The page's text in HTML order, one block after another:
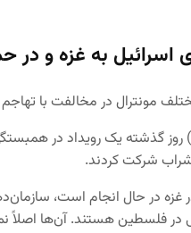
اسرائیل به غزه و در
مونترال در مخالفت با
شراب شرکت کردند.
در حال انجام است،
در فلسطین هستند. آن‌ها اصلاً